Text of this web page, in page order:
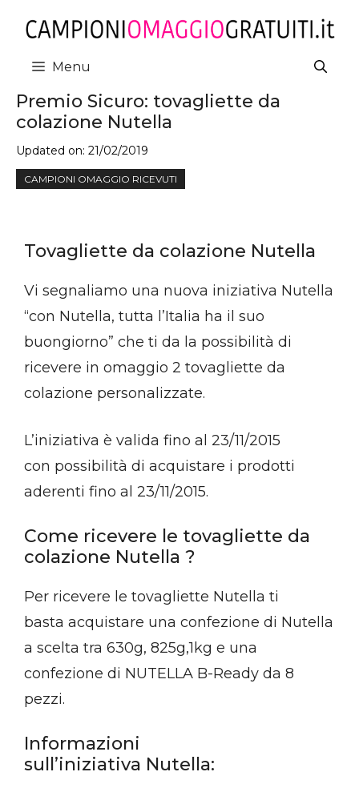
contenuto
Menu
Premio Sicuro: tovagliette da
colazione Nutella
Updated on: 21/02/2019
CAMPIONI OMAGGIO RICEVUTI
Tovagliette da colazione Nutella
Vi segnaliamo una nuova iniziativa Nutella
“con Nutella, tutta l’Italia ha il suo
buongiorno” che ti da la possibilità di
ricevere in omaggio 2 tovagliette da
colazione personalizzate.
L’iniziativa è valida fino al 23/11/2015
con possibilità di acquistare i prodotti
aderenti fino al 23/11/2015.
Come ricevere le tovagliette da
colazione Nutella ?
Per ricevere le tovagliette Nutella ti
basta acquistare una confezione di Nutella
a scelta tra 630g, 825g,1kg e una
confezione di NUTELLA B-Ready da 8
pezzi.
Informazioni
sull’iniziativa Nutella: